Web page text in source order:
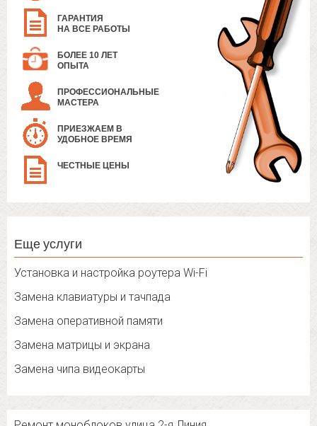
ГАРАНТИЯ
НА ВСЕ РАБОТЫ
БОЛЕЕ 10 ЛЕТ
ОПЫТА
ПРОФЕССИОНАЛЬНЫЕ
МАСТЕРА
ПРИЕЗЖАЕМ В
УДОБНОЕ ВРЕМЯ
ЧЕСТНЫЕ ЦЕНЫ
Еще услуги
Установка и настройка роутера Wi-Fi
Замена клавиатуры и тачпада
Замена оперативной памяти
Замена матрицы и экрана
Замена чипа видеокарты